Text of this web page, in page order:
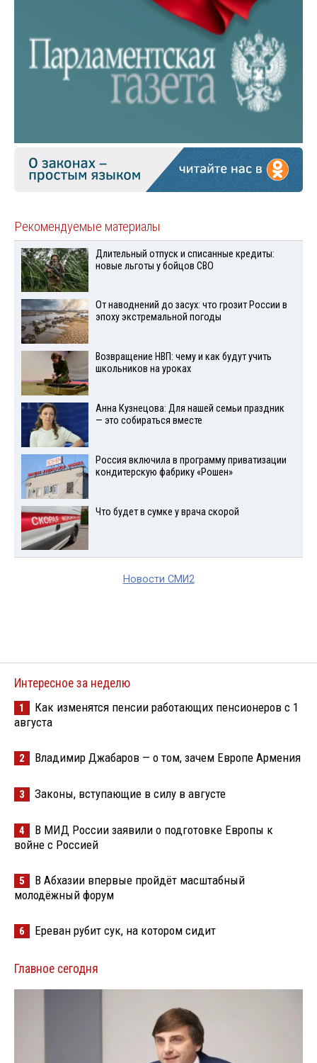
Рекомендуемые материалы
Длительный отпуск и списанные кредиты:
новые льготы у бойцов СВО
От наводнений до засух: что грозит России в
эпоху экстремальной погоды
Возвращение НВП: чему и как будут учить
школьников на уроках
Анна Кузнецова: Для нашей семьи праздник
— это собираться вместе
Россия включила в программу приватизации
кондитерскую фабрику «Рошен»
Что будет в сумке у врача скорой
Новости СМИ2
Интересное за неделю
1
Как изменятся пенсии работающих пенсионеров с 1
августа
2 Владимир Джабаров — о том, зачем Европе Армения
3 Законы, вступающие в силу в августе
4
В МИД России заявили о подготовке Европы к
войне с Россией
5
В Абхазии впервые пройдёт масштабный
молодёжный форум
6 Ереван рубит сук, на котором сидит
Главное сегодня